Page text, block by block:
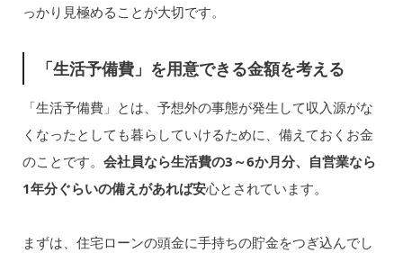
っかり見極めることが大切です。
「生活予備費」を用意できる金額を考える
「生活予備費」とは、予想外の事態が発生して収入源がな
くなったとしても暮らしていけるために、備えておくお金
のことです。 会社員なら生活費の3～6か月分、自営業なら
1年分ぐらいの備えがあれば安心とされています。
まずは、住宅ローンの頭金に手持ちの貯金をつぎ込んでし